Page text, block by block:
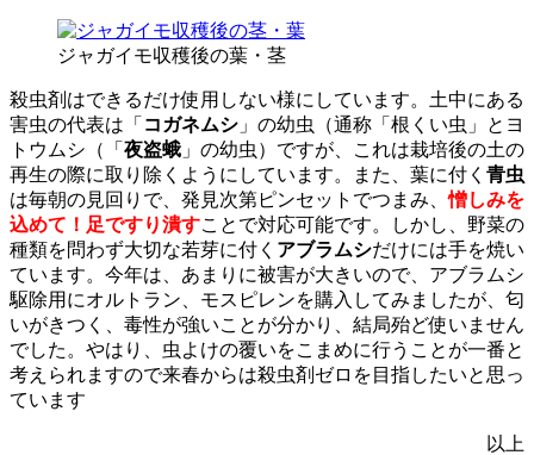
ジャガイモ収穫後の葉・茎
殺虫剤はできるだけ使用しない様にしています。土中にある
害虫の代表は「 コガネムシ 」の幼虫（通称「根くい虫」とヨ
トウムシ（「 夜盗蛾 」の幼虫）ですが、これは栽培後の土の
再生の際に取り除くようにしています。また、葉に付く 青虫
は毎朝の見回りで、発見次第ピンセットでつまみ、憎しみを
込めて！足ですり潰すことで対応可能です。しかし、野菜の
種類を問わず大切な若芽に付く アブラムシだけには手を焼い
ています。今年は、あまりに被害が大きいので、アブラムシ
駆除用にオルトラン、モスピレンを購入してみましたが、匂
いがきつく、毒性が強いことが分かり、結局殆ど使いません
でした。やはり、虫よけの覆いをこまめに行うことが一番と
考えられますので来春からは殺虫剤ゼロを目指したいと思っ
ています
以上